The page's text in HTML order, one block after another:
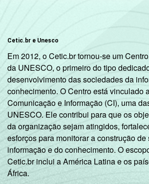
Base: 9.747 entrevistados que
principal + oversample de
Internet). Respostas múltiplas,
e rodiziadas.
2Na categoria não integra
estão contabilizados os
aposentados e as donas de
3O critério utilizado para
em consideração a educação
família e a posse de uma serie
domésticos, relacionando-os a
de pontuação. A soma dos
Cetic.br e Unesco
Em 2012, o Cetic.br tornou-se um
da UNESCO, o primeiro do tipo
desenvolvimento das sociedades da
conhecimento. O Centro está vinculado
Comunicação e Informação (CI), uma
UNESCO. Ele contribui para que os
da organização sejam atingidos,
esforços para monitorar a construção
informação e do conhecimento. O
Cetic.br inclui a América Latina e os
África.